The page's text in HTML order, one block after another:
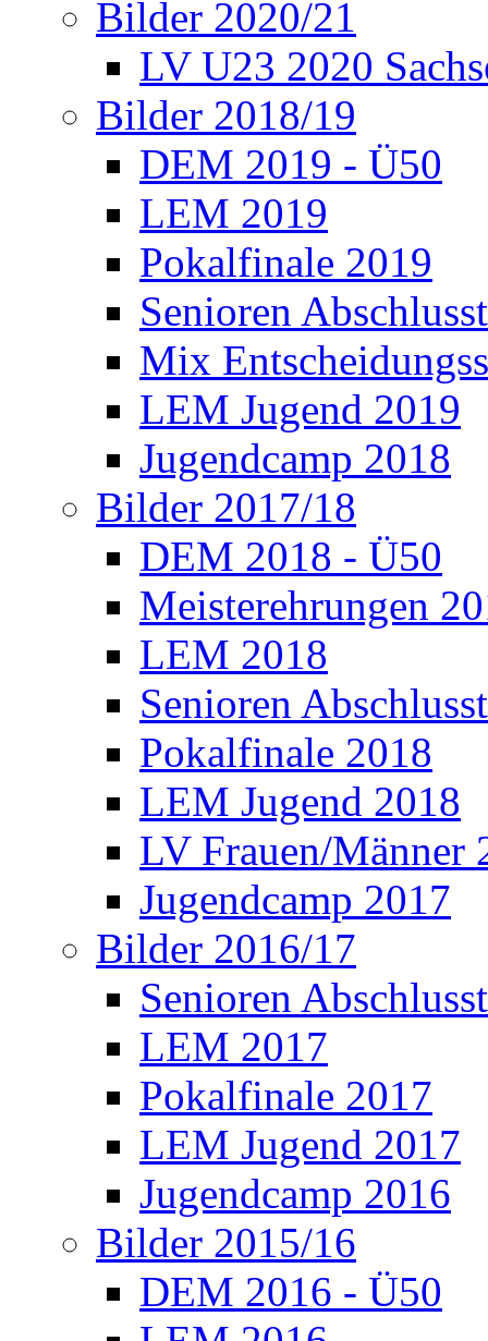
Bilder 2020/21
LV U23 2020
Bilder 2018/19
DEM 2019 - Ü50
LEM 2019
Pokalfinale 2019
Senioren
Mix
LEM Jugend 2019
Jugendcamp 2018
Bilder 2017/18
DEM 2018 - Ü50
Meisterehrungen
LEM 2018
Senioren
Pokalfinale 2018
LEM Jugend 2018
LV Frauen/Männer
Jugendcamp 2017
Bilder 2016/17
Senioren
LEM 2017
Pokalfinale 2017
LEM Jugend 2017
Jugendcamp 2016
Bilder 2015/16
DEM 2016 - Ü50